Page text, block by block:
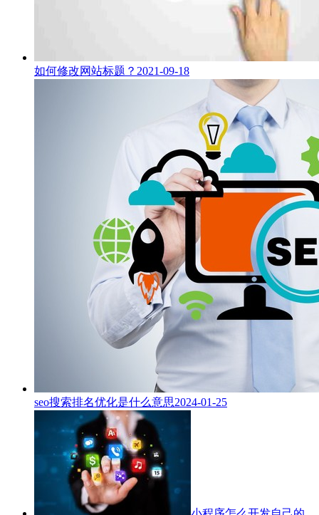
如何修改网站标题？ 2021-09-18
seo搜索排名优化是什么意思2024-01-25